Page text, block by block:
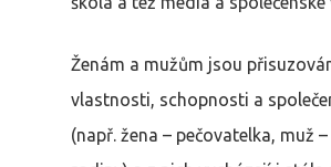
Ženám a mužům jsou
vlastnosti, schopnosti a
(např. žena – pečovatelka, muž